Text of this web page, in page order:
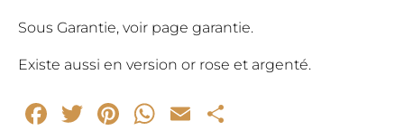
Sous Garantie, voir page garantie.
Existe aussi en version or rose et argenté.
Facebook
Twitter
Pinterest
WhatsApp
Email